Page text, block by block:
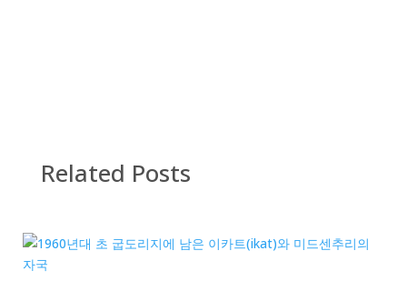
Related Posts